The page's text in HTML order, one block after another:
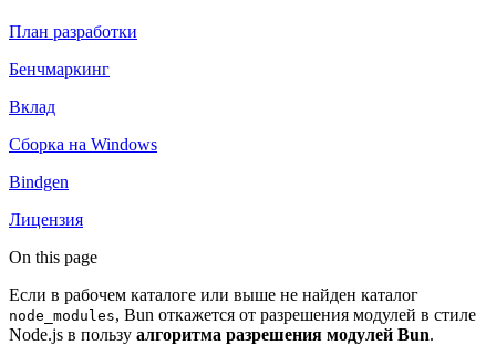
План разработки
Бенчмаркинг
Вклад
Сборка на Windows
Bindgen
Лицензия
On this page
Если в рабочем каталоге или выше не найден каталог
node_modules, Bun откажется от разрешения модулей в стиле
Node.js в пользу алгоритма разрешения модулей Bun.